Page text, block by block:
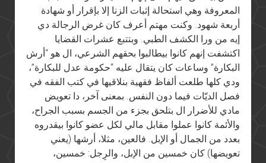
المعروفة وهي استحالة إثبات الزنا إلا بإقرار أو شهادة
أربعة شهود. وكنت مهتم أعرف كان غرض الرجالة دي
إيه من ورا الكشف الطبي. وبتتبع عشرات القضايا
اكتشفت إنهم كانوا بيطالبوا بحقهم الشرعي، ال هو “أرش
البكارة” وساعات كان يتقال عليه “حكومة عدل للبكارة”،
ودي كلها طلعت ألفاظ فقهية بنلاقيها في كتب الفقه في
فصل الديّات فيما دون النفس. بمعنى آخر، دا تعويض
مادي للأضرار ال بتلحق بجزء من الجسم بسبب الجراح،
والأئمة كانوا عملوا مقابل مالي لكل عضو كانوا بيقدروه
بعدد من الجمال أو الإبل. فالعين، مثلا، أرشها (يعني
تعويضها) كان خمسين من الإبل، والرِجل: خمسين،